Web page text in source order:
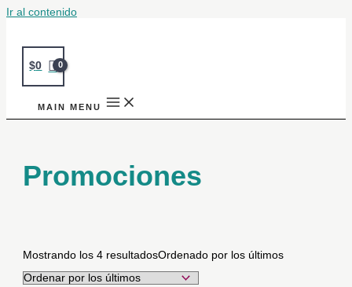
Ir al contenido
$0
MAIN MENU
Promociones
Mostrando los 4 resultadosOrdenado por los últimos